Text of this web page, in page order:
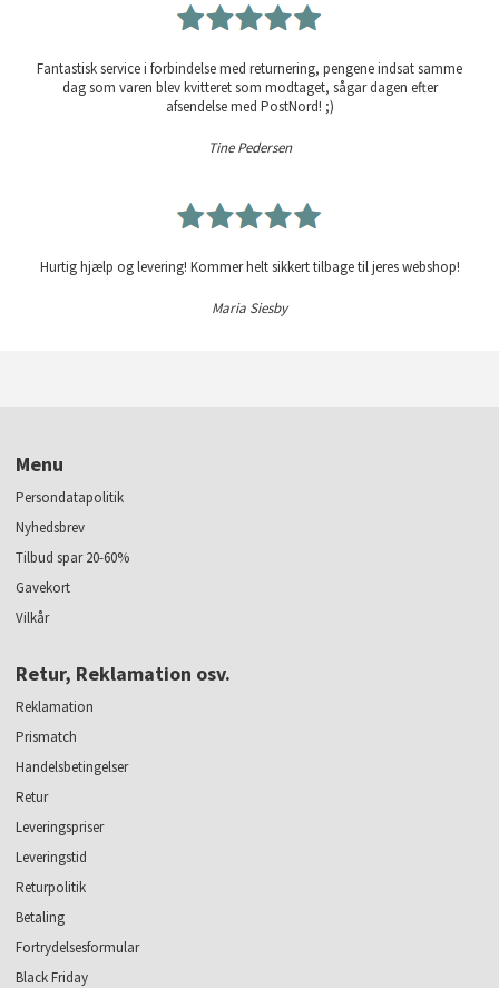
Fantastisk service i forbindelse med returnering, pengene indsat samme
dag som varen blev kvitteret som modtaget, sågar dagen efter
afsendelse med PostNord! ;)
Tine Pedersen
Hurtig hjælp og levering! Kommer helt sikkert tilbage til jeres webshop!
Maria Siesby
Menu
Persondatapolitik
Nyhedsbrev
Tilbud spar 20-60%
Gavekort
Vilkår
Retur, Reklamation osv.
Reklamation
Prismatch
Handelsbetingelser
Retur
Leveringspriser
Leveringstid
Returpolitik
Betaling
Fortrydelsesformular
Black Friday